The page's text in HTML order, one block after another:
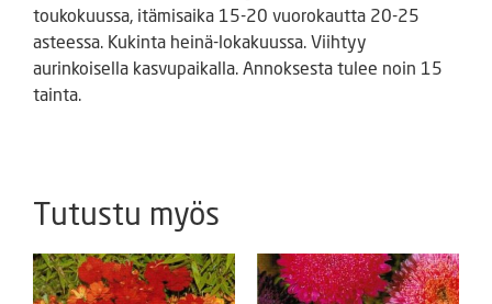
toukokuussa, itämisaika 15-20 vuorokautta 20-25
asteessa. Kukinta heinä-lokakuussa. Viihtyy
aurinkoisella kasvupaikalla. Annoksesta tulee noin 15
tainta.
Tutustu myös